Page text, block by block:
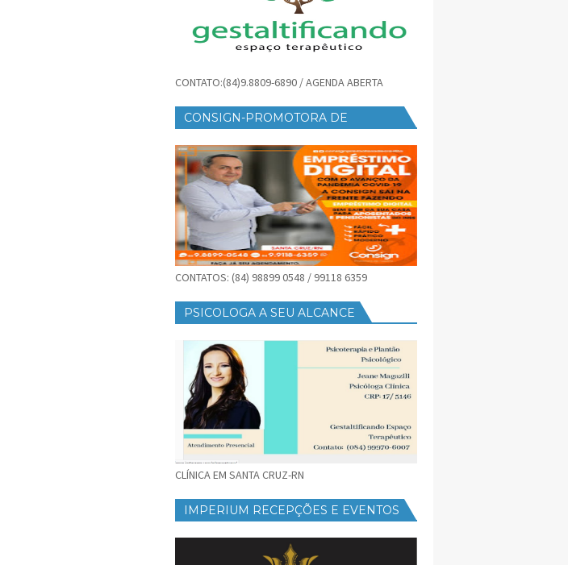
CONTATO:(84)9.8809-6890 / AGENDA ABERTA
CONSIGN-PROMOTORA DE
CONTATOS: (84) 98899 0548 / 99118 6359
PSICOLOGA A SEU ALCANCE
CLÍNICA EM SANTA CRUZ-RN
IMPERIUM RECEPÇÕES E EVENTOS